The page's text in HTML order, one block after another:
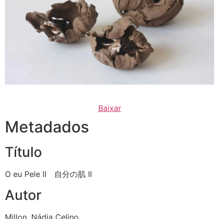
Baixar
Metadados
Título
O eu Pele II 自分の肌 II
Autor
Millon, Nádia Celino